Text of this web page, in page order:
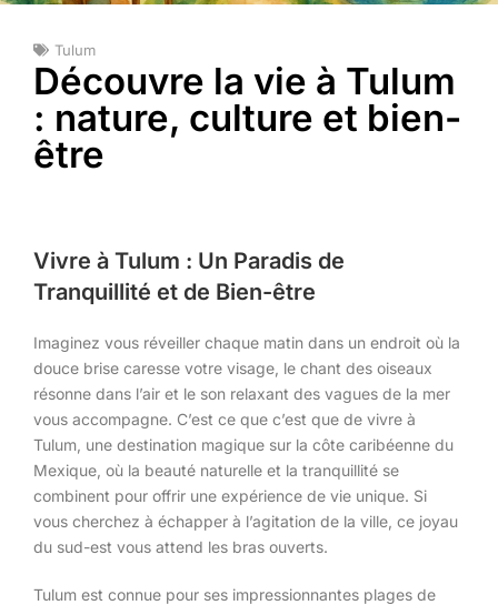
Tulum
Découvre la vie à Tulum
: nature, culture et bien-
être
Vivre à Tulum : Un Paradis de
Tranquillité et de Bien-être
Imaginez vous réveiller chaque matin dans un endroit où la
douce brise caresse votre visage, le chant des oiseaux
résonne dans l’air et le son relaxant des vagues de la mer
vous accompagne. C’est ce que c’est que de vivre à
Tulum, une destination magique sur la côte caribéenne du
Mexique, où la beauté naturelle et la tranquillité se
combinent pour offrir une expérience de vie unique. Si
vous cherchez à échapper à l’agitation de la ville, ce joyau
du sud-est vous attend les bras ouverts.
Tulum est connue pour ses impressionnantes plages de